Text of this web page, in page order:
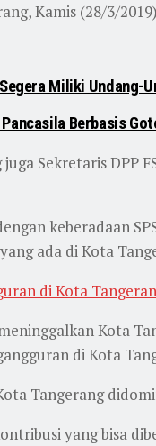
Kamis (28/3/
Miliki Undang-
Berbasis
Sekretaris DPP
keberadaan
ada di Kota
di Kota
Kota
di Kota
Tangerang
yang bisa